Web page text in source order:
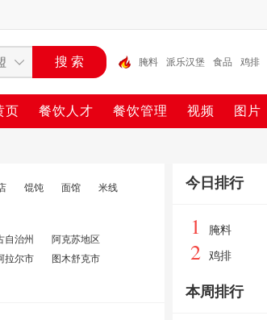
腌料 派乐汉堡 食品 鸡排
页 餐饮人才 餐饮管理 视频 图片
馄饨 面馆
米线
自治州
阿克苏地区
拉尔市
图木舒克市
今日排行
1 腌料
2 鸡排
本周排行